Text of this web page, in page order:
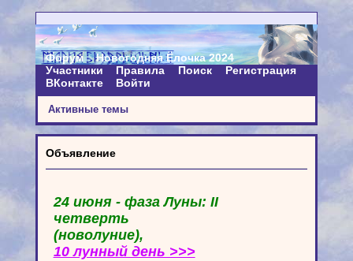
Форум
Новогодняя Ёлочка 2024
Участники
Правила Поиск
Регистрация
ВКонтакте
Войти
Активные темы
Объявление
24 июня - фаза Луны: II
четверть
(новолуние),
10 лунный день >>>